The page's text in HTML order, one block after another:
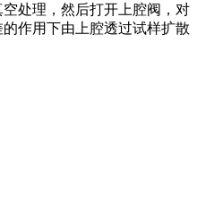
处理，然后打开上腔阀，对
作用下由上腔透过试样扩散